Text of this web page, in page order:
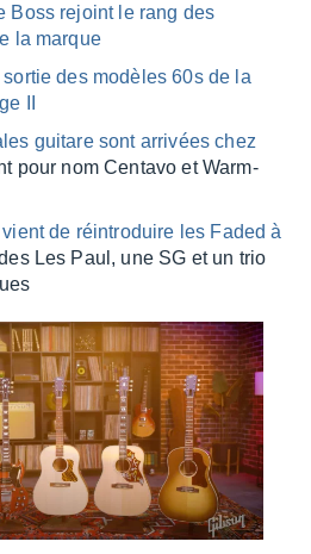
Boss rejoint le rang des
la marque
des modèles 60s de la
II
guitare sont arri­vées chez
pour nom Centavo et Warm­
de réin­tro­duire les Faded à
Les Paul, une SG et un trio